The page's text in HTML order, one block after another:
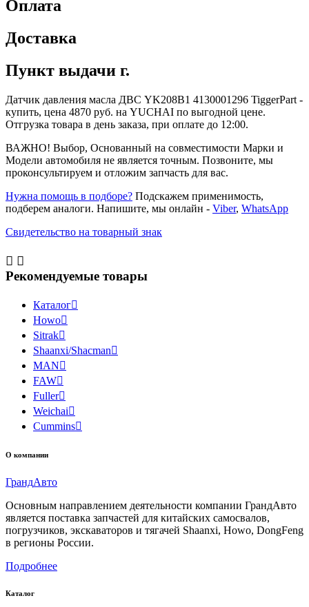
Оплата
Доставка
Пункт выдачи г.
Датчик давления масла ДВС YK208B1 4130001296 TiggerPart -
купить, цена 4870 руб. на YUCHAI по выгодной цене.
Отгрузка товара в день заказа, при оплате до 12:00.
ВАЖНО! Выбор, Основанный на совместимости Марки и
Модели автомобиля не является точным. Позвоните, мы
проконсультируем и отложим запчасть для вас.
Нужна помощь в подборе? Подскажем применимость,
подберем аналоги. Напишите, мы онлайн - Viber, WhatsApp
Свидетельство на товарный знак
 
Рекомендуемые товары
Каталог
Howo
Sitrak
Shaanxi/Shacman
MAN
FAW
Fuller
Weichai
Cummins
О компании
ГрандАвто
Основным направлением деятельности компании ГрандАвто
является поставка запчастей для китайских самосвалов,
погрузчиков, экскаваторов и тягачей Shaanxi, Howo, DongFeng
в регионы России.
Подробнее
Каталог